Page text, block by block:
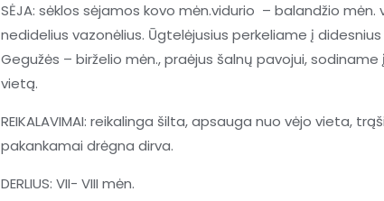
SĖJA: sėklos sėjamos kovo mėn.vidurio – balandžio
nedidelius vazonėlius. Ūgtelėjusius perkeliame į
Gegužės – birželio mėn., praėjus šalnų pavojui,
vietą.
REIKALAVIMAI: reikalinga šilta, apsauga nuo vėjo vieta,
pakankamai drėgna dirva.
DERLIUS: VII- VIII mėn.